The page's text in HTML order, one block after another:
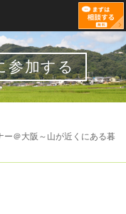
参加する
＠大阪～山が近くにある暮